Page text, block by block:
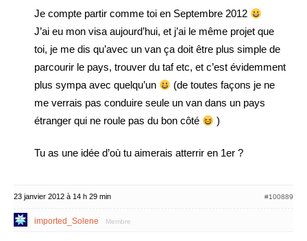
Je compte partir comme toi en Septembre 2012
J’ai eu mon visa aujourd’hui, et j’ai le même projet que
toi, je me dis qu’avec un van ça doit être plus simple de
parcourir le pays, trouver du taf etc, et c’est évidemment
plus sympa avec quelqu’un
(de toutes façons je ne
me verrais pas conduire seule un van dans un pays
étranger qui ne roule pas du bon côté
)
Tu as une idée d’où tu aimerais atterrir en 1er ?
23 janvier 2012 à 14 h 29 min #100889
imported_Solene Membre